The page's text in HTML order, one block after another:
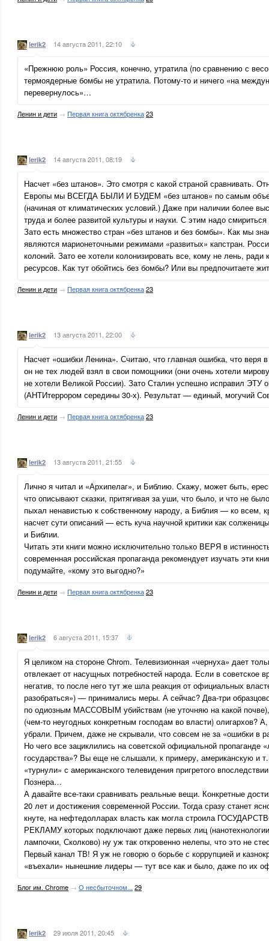
lerik2 14 августа 2011, 22:10
«Прежнюю роль» Россия, конечно, утратила (по сравнению с
термоядерные бомбы не утратила. Потому-то и ничего «на
перевернулось»…
Ленин и дети → Первая книга октябренка23
lerik2 14 августа 2011, 08:19
Насчет «без штанов». Это смотря с какой страной сравнивать.
Европы мы ВСЕГДА БЫЛИ И БУДЕМ «без штанов» по самым
(начиная от климатических условий.) Даже при наличии более
труда и более развитой культуры и науки. С этим надо
Зато есть множество стран «без штанов и без бомбы». Как мы
являются марионеточными режимами «развитых» капстран.
колоний. Зато ее хотели колонизировать все, кому не лень,
ресурсов. Как тут обойтись без бомбы? Или вы предпочитаете
Ленин и дети → Первая книга октябренка23
lerik2 13 августа 2011, 22:00
Насчет «ошибки Ленина». Считаю, что главная ошибка, что веря
он не тех людей взял в свои помощники (они очень хотели
не хотели Великой России). Зато Сталин успешно исправил ЭТУ
(АНТИтеррором середины 30-х). Результат — единый, могучий
Ленин и дети → Первая книга октябренка23
lerik2 13 августа 2011, 21:55
Лично я читал и «Архипелаг», и Библию. Скажу, может быть,
что описывают сказки, притягивая за уши, что было, и что не
пыхал ненавистью к собственному народу, а Библия — ко всем,
насчет сути описаний — есть куча научной критики как
и Библии.
Читать эти книги можно исключительно только ВЕРЯ в
современная российская пропаганда рекомендует изучать эти
подумайте, «кому это выгодно?»
Ленин и дети → Первая книга октябренка23
lerik2 6 августа 2011, 15:37
Я целиком на стороне Chrom. Телевизионная «чернуха» дает
отвлекает от насущных потребностей народа. Если в советское
негатив, то после него тут же шла реакция от официальных
разобраться») — принимались меры. А сейчас? Два-три
по одиозным МАССОВЫМ убийствам (не уточняю на какой
(чем-то неугодных конкретным господам во власти) олигархов?
убрали. Причем, даже не скрывали, что совсем не за «ошибки в
Но чего все зациклились на советской официальной пропаганде
государства»? Вы еще не слышали, к примеру, американскую и
«турнули» с американского телевидения пригретого
Познера…
А давайте все-таки сравнивать реальные вещи. Конкретные
20 лет и достижения современной России. Тогда сразу станет
кнуте, на нефтедолларах власть как могла строила
РЕКЛАМУ которых подключают даже первых лиц
лампочки, Сколково) ну уж так откровенно нелепы, что это не
Первый канал ТВ! Я уж не говорю о борьбе с коррупцией и
«въехали» нынешние лидеры — тут все как и было, даже по их
Блог им. Chrome → О несбыточном... 29
lerik2 29 июля 2011, 20:45